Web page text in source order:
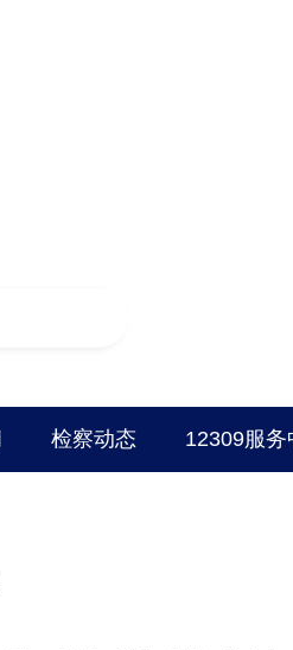
检察动态 12309服务